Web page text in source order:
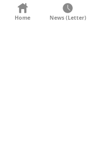
KONTAKT
Home News (Letter)